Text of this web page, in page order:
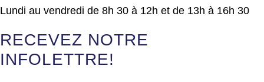
Lundi au vendredi de 8h 30 à 12h et de 13h à 16h 30
RECEVEZ NOTRE
INFOLETTRE!